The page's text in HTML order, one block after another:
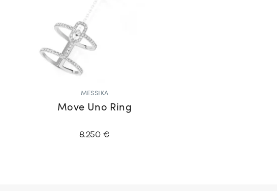
MESSIKA
Move Uno Ring
8.250 €